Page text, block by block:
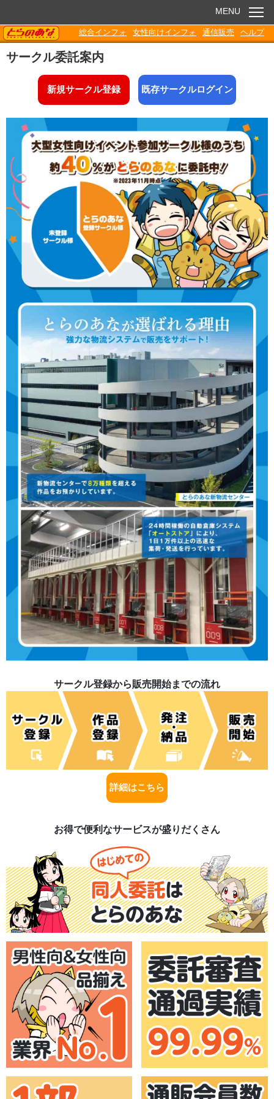
お知らせ
電子書籍
Q&A
各種ダウンロード
MENU
TORANOANA
総合インフォ 女性向けインフォ 通信販売 ヘルプ
サークル委託案内
新規サークル登録 既存サークルログイン
サークル登録から販売開始までの流れ
詳細はこちら
お得で便利なサービスが盛りだくさん